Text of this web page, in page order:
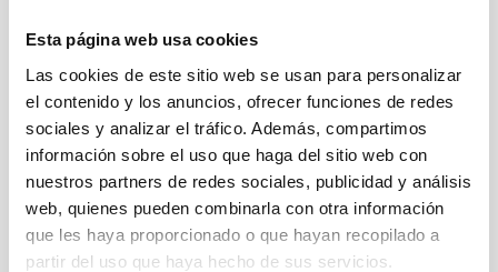
Esta página web usa cookies
Las cookies de este sitio web se usan para personalizar
el contenido y los anuncios, ofrecer funciones de redes
sociales y analizar el tráfico. Además, compartimos
información sobre el uso que haga del sitio web con
nuestros partners de redes sociales, publicidad y análisis
web, quienes pueden combinarla con otra información
que les haya proporcionado o que hayan recopilado a
partir del uso que haya hecho de sus servicios.
VER GALERÍA